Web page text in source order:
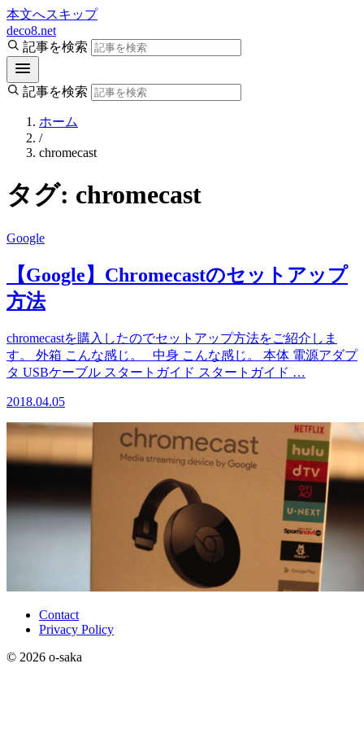
本文へスキップ
deco8.net
記事を検索
記事を検索
ホーム
/
chromecast
タグ: chromecast
Google
【Google】Chromecastのセットアップ
方法
chromecastを購入したのでセットアップ方法をご紹介しま
す。 外箱 こんな感じ。 中身 こんな感じ。 本体 電源アダプ
タ USBケーブル スタートガイド スタートガイド …
2018.04.05
Contact
Privacy Policy
© 2026 o-saka